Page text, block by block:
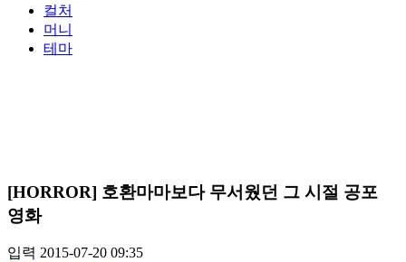
컬처
머니
테마
[HORROR] 호환마마보다 무서웠던 그 시절 공포
영화
입력 2015-07-20 09:35